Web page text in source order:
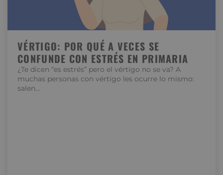
VÉRTIGO: POR QUÉ A VECES SE
CONFUNDE CON ESTRÉS EN PRIMARIA
¿Te dicen “es estrés” pero el vértigo no se va? A
muchas personas con vértigo les ocurre lo mismo:
salen…